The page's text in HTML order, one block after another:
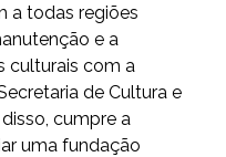
a todas regiões
e a
culturais com a
de Cultura e
cumpre a
uma fundação